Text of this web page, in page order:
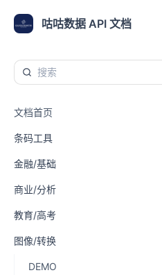
咕咕数据 API 文档
文档首页
条码工具
金融/基础
商业/分析
教育/高考
图像/转换
DEMO